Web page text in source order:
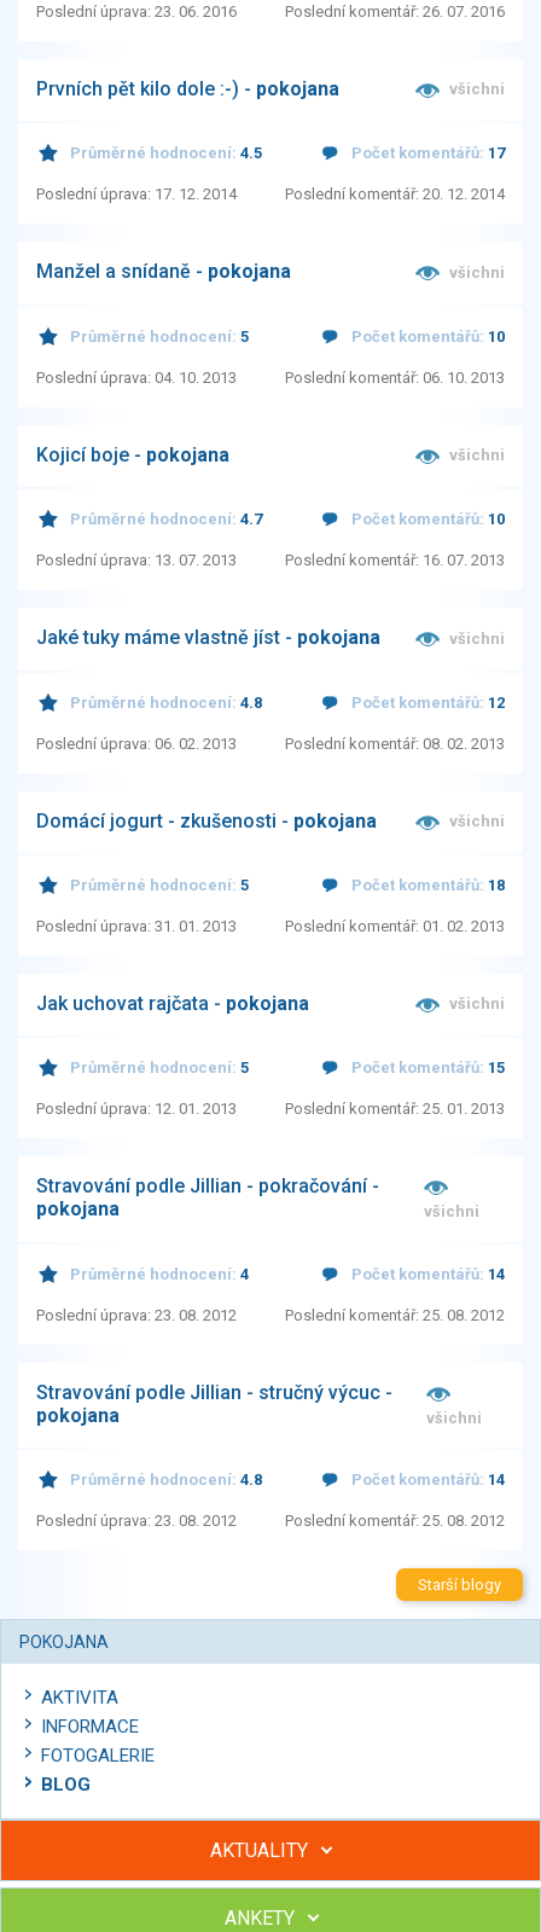
Poslední úprava: 23. 06. 2016 Poslední komentář: 26. 07. 2016
Prvních pět kilo dole :-) - pokojana všichni
Průměrné hodnocení: 4.5 Počet komentářů: 17
Poslední úprava: 17. 12. 2014 Poslední komentář: 20. 12. 2014
Manžel a snídaně - pokojana všichni
Průměrné hodnocení: 5 Počet komentářů: 10
Poslední úprava: 04. 10. 2013 Poslední komentář: 06. 10. 2013
Kojicí boje - pokojana všichni
Průměrné hodnocení: 4.7 Počet komentářů: 10
Poslední úprava: 13. 07. 2013 Poslední komentář: 16. 07. 2013
Jaké tuky máme vlastně jíst - pokojana všichni
Průměrné hodnocení: 4.8 Počet komentářů: 12
Poslední úprava: 06. 02. 2013 Poslední komentář: 08. 02. 2013
Domácí jogurt - zkušenosti - pokojana všichni
Průměrné hodnocení: 5 Počet komentářů: 18
Poslední úprava: 31. 01. 2013 Poslední komentář: 01. 02. 2013
Jak uchovat rajčata - pokojana všichni
Průměrné hodnocení: 5 Počet komentářů: 15
Poslední úprava: 12. 01. 2013 Poslední komentář: 25. 01. 2013
Stravování podle Jillian - pokračování -
pokojana
všichni
Průměrné hodnocení: 4 Počet komentářů: 14
Poslední úprava: 23. 08. 2012 Poslední komentář: 25. 08. 2012
Stravování podle Jillian - stručný výcuc -
pokojana
všichni
Průměrné hodnocení: 4.8 Počet komentářů: 14
Poslední úprava: 23. 08. 2012 Poslední komentář: 25. 08. 2012
Starší blogy
POKOJANA
AKTIVITA
INFORMACE
FOTOGALERIE
BLOG
AKTUALITY
Hubněte s podporou lektorky a skupiny v kurzech STOBu
ANKETY